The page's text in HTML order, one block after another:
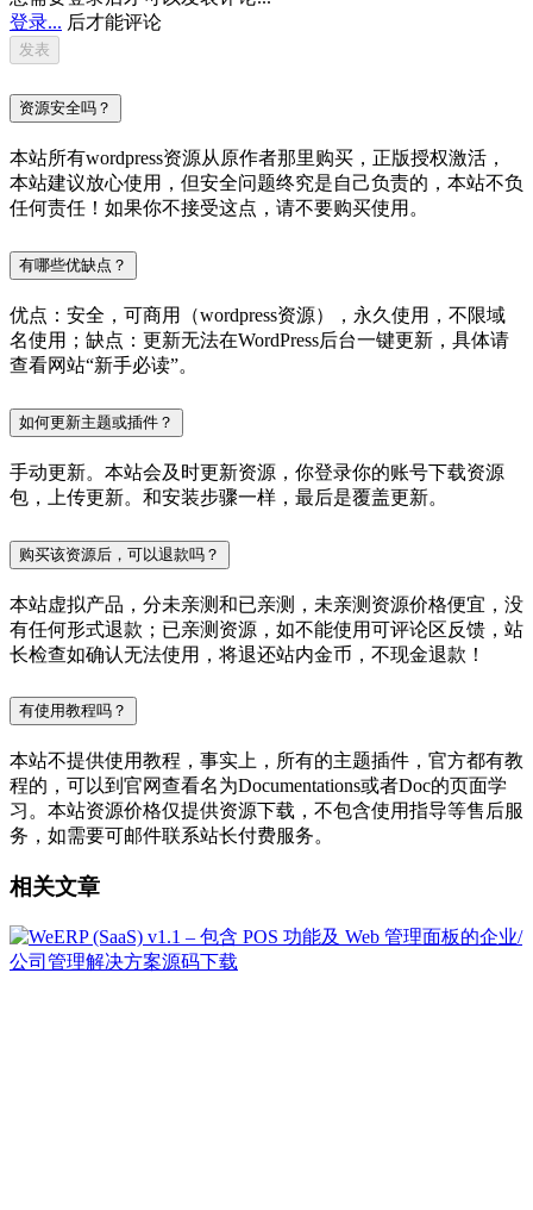
登录... 后才能评论
资源安全吗？
本站所有wordpress资源从原作者那里购买，正版授权激活，
本站建议放心使用，但安全问题终究是自己负责的，本站不负
任何责任！如果你不接受这点，请不要购买使用。
有哪些优缺点？
优点：安全，可商用（wordpress资源），永久使用，不限域
名使用；缺点：更新无法在WordPress后台一键更新，具体请
查看网站“新手必读”。
如何更新主题或插件？
手动更新。本站会及时更新资源，你登录你的账号下载资源
包，上传更新。和安装步骤一样，最后是覆盖更新。
购买该资源后，可以退款吗？
本站虚拟产品，分未亲测和已亲测，未亲测资源价格便宜，没
有任何形式退款；已亲测资源，如不能使用可评论区反馈，站
长检查如确认无法使用，将退还站内金币，不现金退款！
有使用教程吗？
本站不提供使用教程，事实上，所有的主题插件，官方都有教
程的，可以到官网查看名为Documentations或者Doc的页面学
习。本站资源价格仅提供资源下载，不包含使用指导等售后服
务，如需要可邮件联系站长付费服务。
相关文章